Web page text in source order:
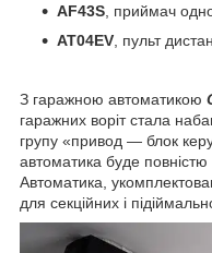
AF43S , приймач
AT04EV , пульт
З гаражною автоматикою
гаражних воріт стала
групу «привод — блок
автоматика буде повністю
Автоматика,
для секційних і